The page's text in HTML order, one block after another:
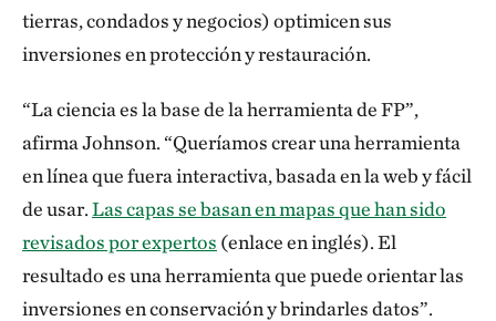
tierras, condados y negocios) optimicen sus
inversiones en protección y restauración.
“La ciencia es la base de la herramienta de FP”,
afirma Johnson. “Queríamos crear una herramienta
en línea que fuera interactiva, basada en la web y fácil
de usar.Las capas se basan en mapas que han sido
revisados por expertos (enlace en inglés). El
resultado es una herramienta que puede orientar las
inversiones en conservación y brindarles datos”.